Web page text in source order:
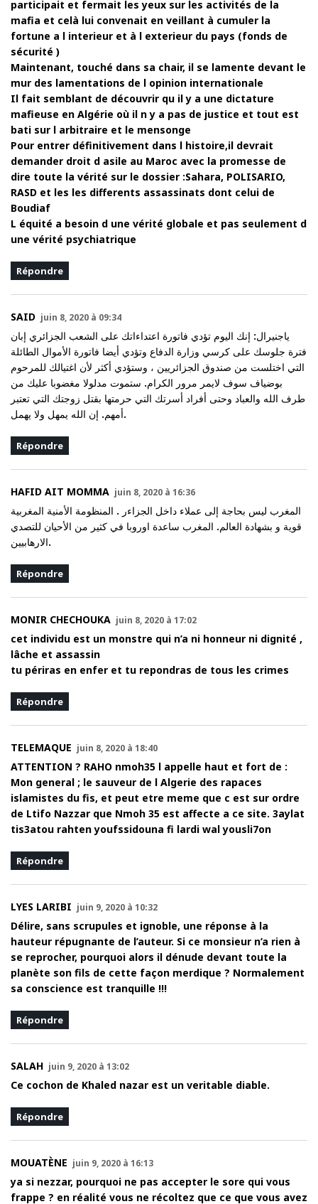
participait et fermait les yeux sur les activités de la
mafia et celà lui convenait en veillant à cumuler la
fortune a l interieur et à l exterieur du pays (fonds de
sécurité )
Maintenant, touché dans sa chair, il se lamente devant le
mur des lamentations de l opinion internationale
Il fait semblant de découvrir qu il y a une dictature
mafieuse en Algérie où il n y a pas de justice et tout est
bati sur l arbitraire et le mensonge
Pour entrer définitivement dans l histoire,il devrait
demander droit d asile au Maroc avec la promesse de
dire toute la vérité sur le dossier :Sahara, POLISARIO,
RASD et les les differents assassinats dont celui de
Boudiaf
L équité a besoin d une vérité globale et pas seulement d
une vérité psychiatrique
Répondre
SAID juin 8, 2020 à 09:34
ياجنيرال: إنك اليوم تؤدي فاتورة اعتداءاتك على الشعب الجزائري إبان
فترة جلوسك على كرسي وزارة الدفاع وتؤدي أيضا فاتورة الأموال الطائلة
التي اختلست من صندوق الجزائريين ، وستؤدي أكثر لأن اغتيالك للمرحوم
بوضياف سوف لايمر مرور الكرام. ستموت مدلولا مغضوبا عليك من
طرف الله والعباد وحتى أفراد أسرتك التي حرمتها بقتل زوجتك التي تعتبر
أمهم. إن الله يمهل ولا يهمل.
Répondre
HAFID AIT MOMMA juin 8, 2020 à 16:36
المغرب ليس بحاجة إلى عملاء داخل الجزاءر . المنظومة الأمنية المغربية
قوية و بشهادة العالم. المغرب ساعدة اوروبا في كثير من الأحيان للتصدي
الارهابيين.
Répondre
MONIR CHECHOUKA juin 8, 2020 à 17:02
cet individu est un monstre qui n’a ni honneur ni dignité ,
lâche et assassin
tu périras en enfer et tu repondras de tous les crimes
Répondre
TELEMAQUE juin 8, 2020 à 18:40
ATTENTION ? RAHO nmoh35 l appelle haut et fort de :
Mon general ; le sauveur de l Algerie des rapaces
islamistes du fis, et peut etre meme que c est sur ordre
de Ltifo Nazzar que Nmoh 35 est affecte a ce site. 3aylat
tis3atou rahten youfssidouna fi lardi wal yousli7on
Répondre
LYES LARIBI juin 9, 2020 à 10:32
Délire, sans scrupules et ignoble, une réponse à la
hauteur répugnante de l’auteur. Si ce monsieur n’a rien à
se reprocher, pourquoi alors il dénude devant toute la
planète son fils de cette façon merdique ? Normalement
sa conscience est tranquille !!!
Répondre
SALAH juin 9, 2020 à 13:02
Ce cochon de Khaled nazar est un veritable diable.
Répondre
MOUATÈNE juin 9, 2020 à 16:13
ya si nezzar, pourquoi ne pas accepter le sore qui vous
frappe ? en réalité vous ne récoltez que ce que vous avez